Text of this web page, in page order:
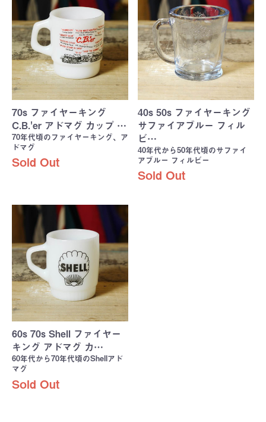
70s ファイヤーキング
C.B.'er アドマグ カップ …
70年代頃のファイヤーキング、ア
ドマグ
Sold Out
40s 50s ファイヤーキング
サファイアブルー フィル
ビ…
40年代から50年代頃のサファイ
アブルー フィルビー
Sold Out
60s 70s Shell ファイヤー
キング アドマグ カ…
60年代から70年代頃のShellアド
マグ
Sold Out